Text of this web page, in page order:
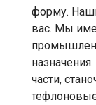
форму.
вас. Мы
части,